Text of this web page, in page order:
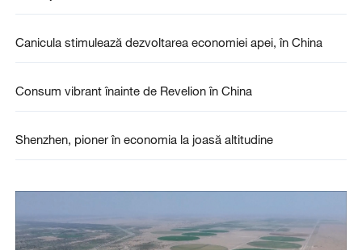
Canicula stimulează dezvoltarea economiei apei, în China
Consum vibrant înainte de Revelion în China
Shenzhen, pioner în economia la joasă altitudine